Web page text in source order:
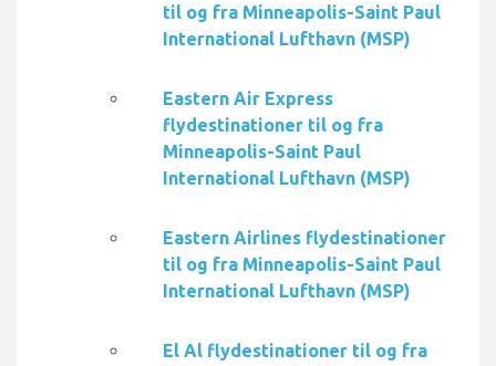
til og fra Minneapolis-Saint Paul
International Lufthavn (MSP)
Eastern Air Express
flydestinationer til og fra
Minneapolis-Saint Paul
International Lufthavn (MSP)
Eastern Airlines flydestinationer
til og fra Minneapolis-Saint Paul
International Lufthavn (MSP)
El Al flydestinationer til og fra